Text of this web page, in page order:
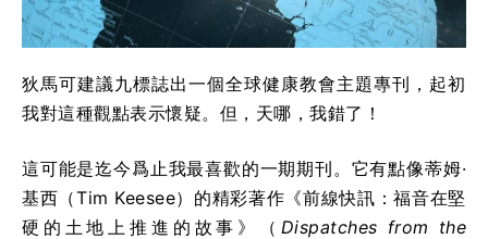
狄馬可建議九標誌出一個全球健康教會主題專刊，起初
我對這種觀點表示懷疑。但，天哪，我錯了！
這可能是迄今爲止我最喜歡的一期期刊。它有點像蒂姆·
基西（Tim Keesee）的精彩著作《前線快訊：福音在堅
硬的土地上推進的故事》
（ Dispatches from the